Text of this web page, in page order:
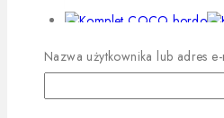
Quick View
Nazwa użytkownika lub adres